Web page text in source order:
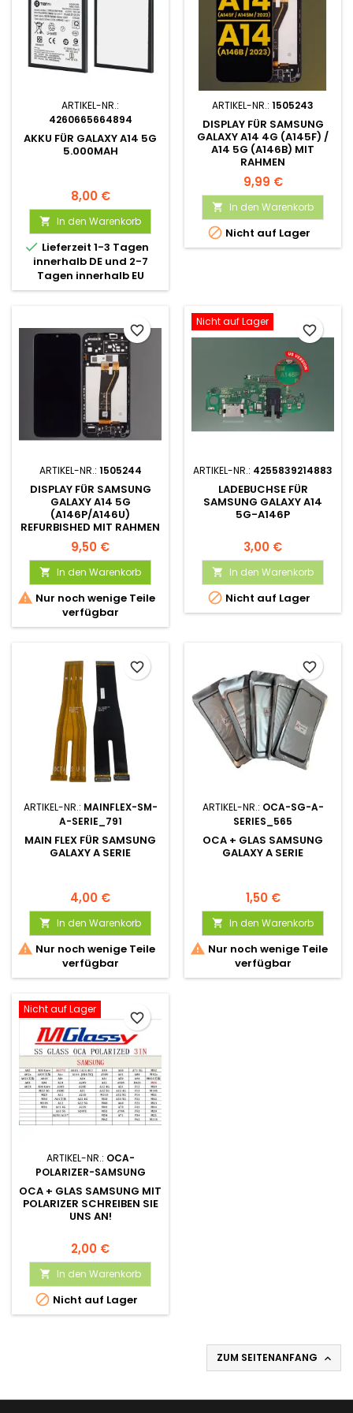
ARTIKEL-NR.:
4260665664894
AKKU FÜR GALAXY A14 5G
5.000MAH
8,00 €
 In den Warenkorb
 Lieferzeit 1-3 Tagen
innerhalb DE und 2-7
Tagen innerhalb EU
ARTIKEL-NR.: 1505243
DISPLAY FÜR SAMSUNG
GALAXY A14 4G (A145F) /
A14 5G (A146B) MIT
RAHMEN
9,99 €
 In den Warenkorb
 Nicht auf Lager
ARTIKEL-NR.: 1505244
DISPLAY FÜR SAMSUNG
GALAXY A14 5G
(A146P/A146U)
REFURBISHED MIT RAHMEN
9,50 €
 In den Warenkorb
 Nur noch wenige Teile
verfügbar
favorite_border
Nicht auf Lager
ARTIKEL-NR.: 4255839214883
LADEBUCHSE FÜR
SAMSUNG GALAXY A14
5G-A146P
3,00 €
 In den Warenkorb
 Nicht auf Lager
favorite_border
ARTIKEL-NR.: MAINFLEX-SM-
A-SERIE_791
MAIN FLEX FÜR SAMSUNG
GALAXY A SERIE
4,00 €
 In den Warenkorb
 Nur noch wenige Teile
verfügbar
favorite_border
ARTIKEL-NR.: OCA-SG-A-
SERIES_565
OCA + GLAS SAMSUNG
GALAXY A SERIE
1,50 €
 In den Warenkorb
 Nur noch wenige Teile
verfügbar
favorite_border
Nicht auf Lager
ARTIKEL-NR.: OCA-
POLARIZER-SAMSUNG
OCA + GLAS SAMSUNG MIT
POLARIZER SCHREIBEN SIE
UNS AN!
2,00 €
 In den Warenkorb
 Nicht auf Lager
favorite_border
ZUM SEITENANFANG 